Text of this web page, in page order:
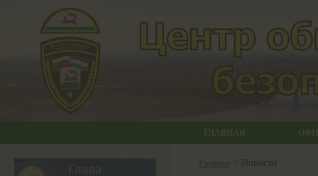
ГЛАВНАЯ
Главная > Новости